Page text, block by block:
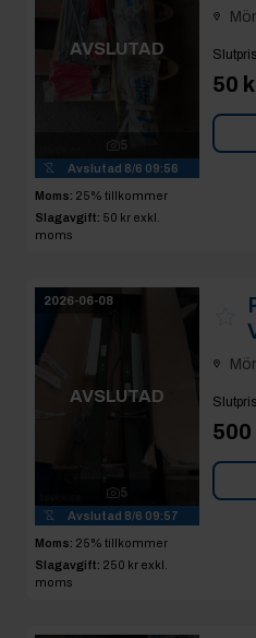
AVSLUTAD
5
Avslutad 8/6 09:56
Moms: 25% tillkommer
Slagavgift: 50 kr exkl.
moms
Slutpris
50
2026-06-08
AVSLUTAD
5
Avslutad 8/6 09:57
Moms: 25% tillkommer
Slagavgift: 250 kr exkl.
moms
Slutpris
500